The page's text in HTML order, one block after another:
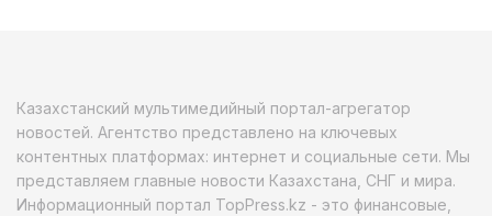
Казахстанский мультимедийный портал-агрегатор
новостей. Агентство представлено на ключевых
контентных платформах: интернет и социальные сети. Мы
представляем главные новости Казахстана, СНГ и мира.
Информационный портал TopPress.kz - это финансовые,